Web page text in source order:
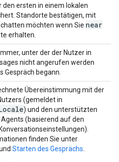
den ersten in einem lokalen
Standorte bestätigen, mit
möchten wenn Sie near
erhalten.
unter der der Nutzer in
nicht angerufen werden
Gespräch begann.
Übereinstimmung mit der
(gemeldet in
) und den unterstützten
(basierend auf den
finden Sie unter
Starten des Gesprächs